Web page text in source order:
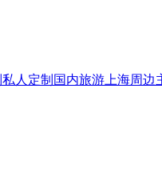
私人定制 国内旅游 上海周边